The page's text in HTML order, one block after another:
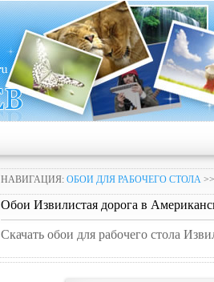
НАВИГАЦИЯ: ОБОИ ДЛЯ РАБОЧЕГО СТОЛА >>
Обои Извилистая дорога в
Скачать обои для рабочего стола